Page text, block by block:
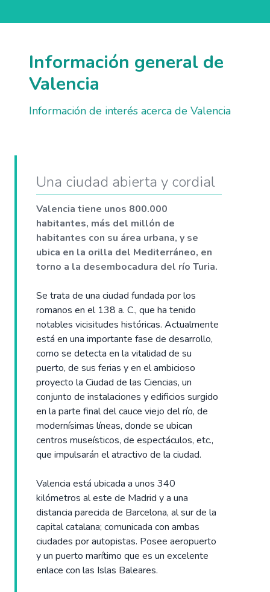
Información general de
Valencia
Información de interés acerca de Valencia
Una ciudad abierta y cordial
Valencia tiene unos 800.000
habitantes, más del millón de
habitantes con su área urbana, y se
ubica en la orilla del Mediterráneo, en
torno a la desembocadura del río Turia.
Se trata de una ciudad fundada por los
romanos en el 138 a. C., que ha tenido
notables vicisitudes históricas. Actualmente
está en una importante fase de desarrollo,
como se detecta en la vitalidad de su
puerto, de sus ferias y en el ambicioso
proyecto la Ciudad de las Ciencias, un
conjunto de instalaciones y edificios surgido
en la parte final del cauce viejo del río, de
modernísimas líneas, donde se ubican
centros museísticos, de espectáculos, etc.,
que impulsarán el atractivo de la ciudad.
Valencia está ubicada a unos 340
kilómetros al este de Madrid y a una
distancia parecida de Barcelona, al sur de la
capital catalana; comunicada con ambas
ciudades por autopistas. Posee aeropuerto
y un puerto marítimo que es un excelente
enlace con las Islas Baleares.